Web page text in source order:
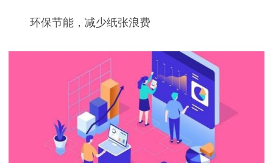
环保节能，减少纸张浪费